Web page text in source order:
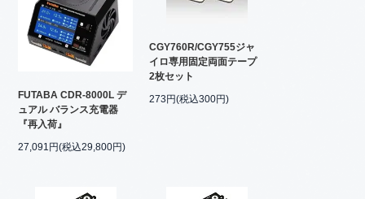
FUTABA CDR-8000L デ
ュアル バランス充電器
『再入荷』
27,091円(税込29,800円)
CGY760R/CGY755ジャ
イロ専用固定両面テープ
2枚セット
273円(税込300円)